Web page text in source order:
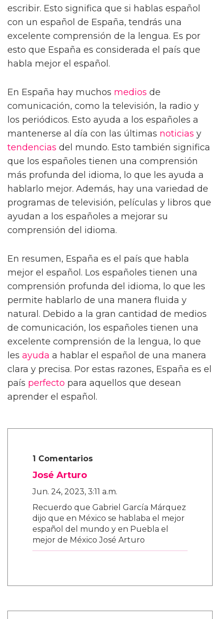
escribir. Esto significa que si hablas español
con un español de España, tendrás una
excelente comprensión de la lengua. Es por
esto que España es considerada el país que
habla mejor el español.
En España hay muchos medios de
comunicación, como la televisión, la radio y
los periódicos. Esto ayuda a los españoles a
mantenerse al día con las últimas noticias y
tendencias del mundo. Esto también significa
que los españoles tienen una comprensión
más profunda del idioma, lo que les ayuda a
hablarlo mejor. Además, hay una variedad de
programas de televisión, películas y libros que
ayudan a los españoles a mejorar su
comprensión del idioma.
En resumen, España es el país que habla
mejor el español. Los españoles tienen una
comprensión profunda del idioma, lo que les
permite hablarlo de una manera fluida y
natural. Debido a la gran cantidad de medios
de comunicación, los españoles tienen una
excelente comprensión de la lengua, lo que
les ayuda a hablar el español de una manera
clara y precisa. Por estas razones, España es el
país perfecto para aquellos que desean
aprender el español.
1 Comentarios
José Arturo
Jun. 24, 2023, 3:11 a.m.
Recuerdo que Gabriel García Márquez
dijo que en México se hablaba el mejor
español del mundo y en Puebla el
mejor de México José Arturo